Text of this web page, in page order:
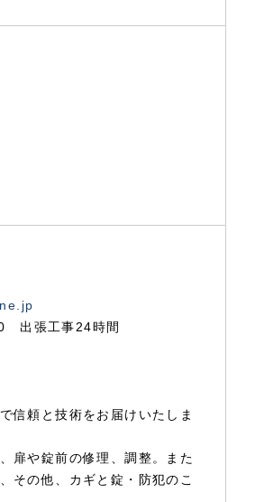
出張工事24時間
信頼と技術をお届けいたしま
扉や錠前の修理、調整。また
その他、カギと錠・防犯のこ